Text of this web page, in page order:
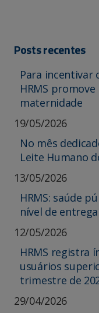
Posts recentes
Para incentivar
HRMS
maternidade
19/05/2026
No mês
Leite Humano
13/05/2026
HRMS: saúde
nível de
12/05/2026
HRMS registra
usuários
trimestre de
29/04/2026